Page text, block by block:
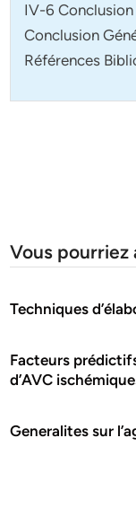
IV-6 Conclusion
Conclusion
Références
Vous pourriez
Techniques
Facteurs
d’AVC
Generalites sur